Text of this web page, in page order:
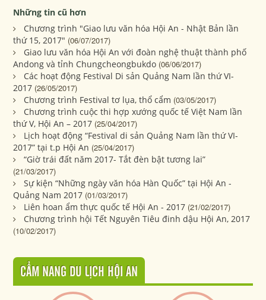
Những tin cũ hơn
Chương trình "Giao lưu văn hóa Hội An - Nhật Bản lần
thứ 15, 2017" (06/07/2017)
Giao lưu văn hóa Hội An với đoàn nghệ thuật thành phố
Andong và tỉnh Chungcheongbukdo (06/06/2017)
Các hoạt động Festival Di sản Quảng Nam lần thứ VI-
2017 (26/05/2017)
Chương trình Festival tơ lụa, thổ cẩm (03/05/2017)
Chương trình cuộc thi hợp xướng quốc tế Việt Nam lần
thứ V, Hội An – 2017 (25/04/2017)
Lịch hoạt động “Festival di sản Quảng Nam lần thứ VI-
2017” tại t.p Hội An (25/04/2017)
“Giờ trái đất năm 2017- Tắt đèn bật tương lai”
(21/03/2017)
Sự kiện “Những ngày văn hóa Hàn Quốc” tại Hội An -
Quảng Nam 2017 (01/03/2017)
Liên hoan ẩm thực quốc tế Hội An - 2017 (21/02/2017)
Chương trình hội Tết Nguyên Tiêu đinh dậu Hội An, 2017
(10/02/2017)
CẨM NANG DU LỊCH HỘI AN